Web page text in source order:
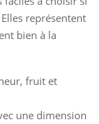
représentent
bien à la
fruit et
une dimension